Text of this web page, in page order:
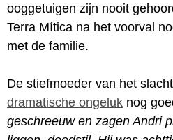
ooggetuigen zijn nooit
Terra Mítica na het voorval
met de familie.
De stiefmoeder van het
dramatische ongeluk nog
geschreeuw en zagen Andri